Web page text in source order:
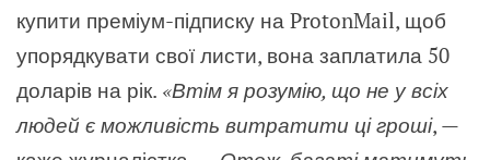
купити преміум-підписку на ProtonMail, щоб
упорядкувати свої листи, вона заплатила 50
доларів на рік. «Втім я розумію, що не у всіх
людей є можливість витратити ці гроші, —